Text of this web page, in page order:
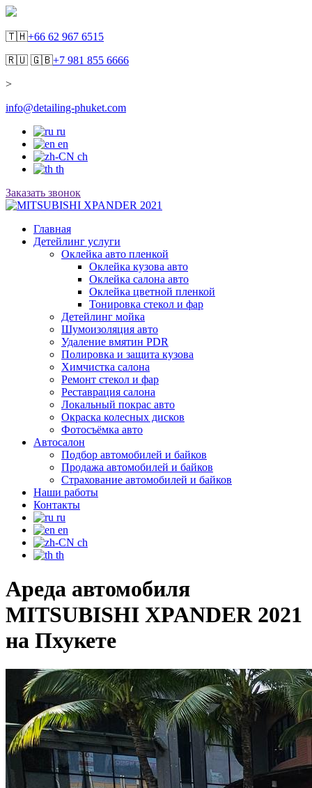
🇹🇭+66 62 967 6515
🇷🇺 🇬🇧+7 981 855 6666
>
info@detailing-phuket.com
ru
en
ch
th
Заказать звонок
Главная
Детейлинг услуги
Оклейка авто пленкой
Оклейка кузова авто
Оклейка салона авто
Оклейка цветной пленкой
Тонировка стекол и фар
Детейлинг мойка
Шумоизоляция авто
Удаление вмятин PDR
Полировка и защита кузова
Химчистка салона
Ремонт стекол и фар
Реставрация салона
Локальный покрас авто
Окраска колесных дисков
Фотосъёмка авто
Автосалон
Подбор автомобилей и байков
Продажа автомобилей и байков
Страхование автомобилей и байков
Наши работы
Контакты
ru
en
ch
th
Ареда автомобиля
MITSUBISHI XPANDER 2021
на Пхукете